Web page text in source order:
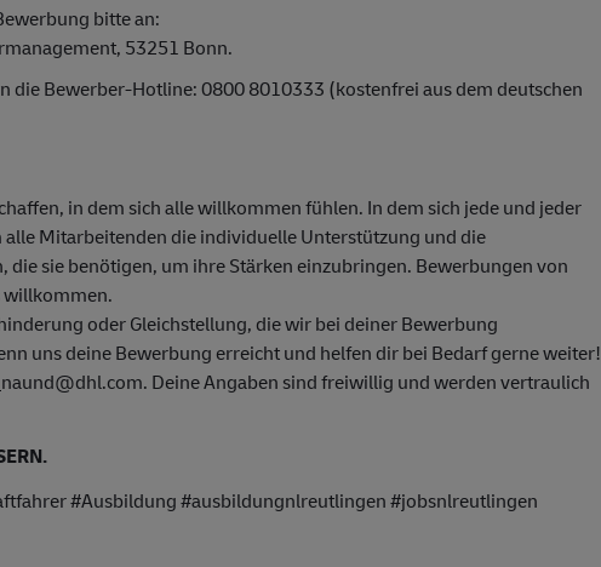
bitte an:
53251 Bonn.
die Bewerber-Hotline: 0800 8010333 (kostenfrei aus dem deutschen
in dem sich alle willkommen fühlen. In dem sich jede und jeder
Mitarbeitenden die individuelle Unterstützung und die
sie benötigen, um ihre Stärken einzubringen. Bewerbungen von
willkommen.
oder Gleichstellung, die wir bei deiner Bewerbung
uns deine Bewerbung erreicht und helfen dir bei Bedarf gerne weiter!
Deine Angaben sind freiwillig und werden vertraulich
#Ausbildung #ausbildungnlreutlingen #jobsnlreutlingen